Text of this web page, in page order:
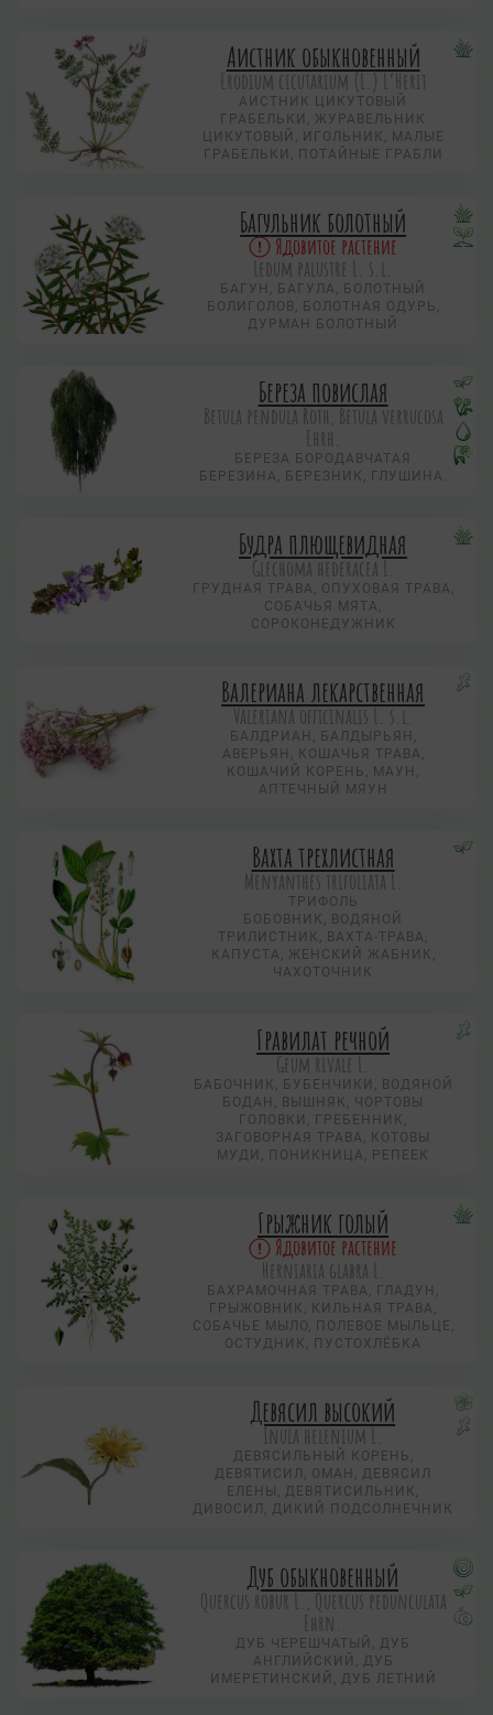
Аистник обыкновенный
Erodium cicutarium (L.) L’Herit
АИСТНИК ЦИКУТОВЫЙ
ГРАБЕЛЬКИ, ЖУРАВЕЛЬНИК
ЦИКУТОВЫЙ, ИГОЛЬНИК, МАЛЫЕ
ГРАБЕЛЬКИ, ПОТАЙНЫЕ ГРАБЛИ
Багульник болотный
Ядовитое растение
Ledum palustre L. s.l.
БАГУН, БАГУЛА, БОЛОТНЫЙ
БОЛИГОЛОВ, БОЛОТНАЯ ОДУРЬ,
ДУРМАН БОЛОТНЫЙ
Береза повислая
Betula pendula Roth, Betula verrucosa
Ehrh.
БЕРЕЗА БОРОДАВЧАТАЯ
БЕРЕЗИНА, БЕРЕЗНИК, ГЛУШИНА.
Будра плющевидная
Glechoma hederacea L.
ГРУДНАЯ ТРАВА, ОПУХОВАЯ ТРАВА,
СОБАЧЬЯ МЯТА,
СОРОКОНЕДУЖНИК
Валериана лекарственная
Valeriana officinalis L. s.l.
БАЛДРИАН, БАЛДЫРЬЯН,
АВЕРЬЯН, КОШАЧЬЯ ТРАВА,
КОШАЧИЙ КОРЕНЬ, МАУН,
АПТЕЧНЫЙ МЯУН
Вахта трехлистная
Menyanthes trifoliata L.
ТРИФОЛЬ
БОБОВНИК, ВОДЯНОЙ
ТРИЛИСТНИК, ВАХТА-ТРАВА,
КАПУСТА, ЖЕНСКИЙ ЖАБНИК,
ЧАХОТОЧНИК
Гравилат речной
Geum rivale L.
БАБОЧНИК, БУБЕНЧИКИ, ВОДЯНОЙ
БОДАН, ВЫШНЯК, ЧОРТОВЫ
ГОЛОВКИ, ГРЕБЕННИК,
ЗАГОВОРНАЯ ТРАВА, КОТОВЫ
МУДИ, ПОНИКНИЦА, РЕПЕЕК
Грыжник голый
Ядовитое растение
Herniaria glabra L.
БАХРАМОЧНАЯ ТРАВА, ГЛАДУН,
ГРЫЖОВНИК, КИЛЬНАЯ ТРАВА,
СОБАЧЬЕ МЫЛО, ПОЛЕВОЕ МЫЛЬЦЕ,
ОСТУДНИК, ПУСТОХЛЁБКА
Девясил высокий
Inula helenium L.
ДЕВЯСИЛЬНЫЙ КОРЕНЬ,
ДЕВЯТИСИЛ, ОМАН, ДЕВЯСИЛ
ЕЛЕНЫ, ДЕВЯТИСИЛЬНИК,
ДИВОСИЛ, ДИКИЙ ПОДСОЛНЕЧНИК
Дуб обыкновенный
Quercus robur L., Quercus pedunculata
Ehrn.
ДУБ ЧЕРЕШЧАТЫЙ, ДУБ
АНГЛИЙСКИЙ, ДУБ
ИМЕРЕТИНСКИЙ, ДУБ ЛЕТНИЙ